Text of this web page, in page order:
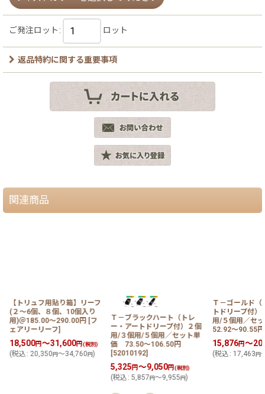
ご発注ロット : ロット
返品特約に関する重要事項
関連商品
【トリュフ用貼り箱】リーフ
(２〜6個、８個、10個入り
用)＠185.00〜290.00円
フ
ェアリーリーフ]
18,500円～31,600円(税別)
(税込: 20,350円～34,760円)
Ｔ－ブラックハート（トレ
ー・アートドリープ付）２個
用/３個用/５個用／セット単
価 73.50〜106.50円
[52010192]
5,325円～9,050円(税別)
(税込: 5,857円～9,955円)
Ｔ－ゴールド（
トドリープ付）
用/５個用／セ
52.92〜90.55円
15,876円～
(税込 : 17,463円